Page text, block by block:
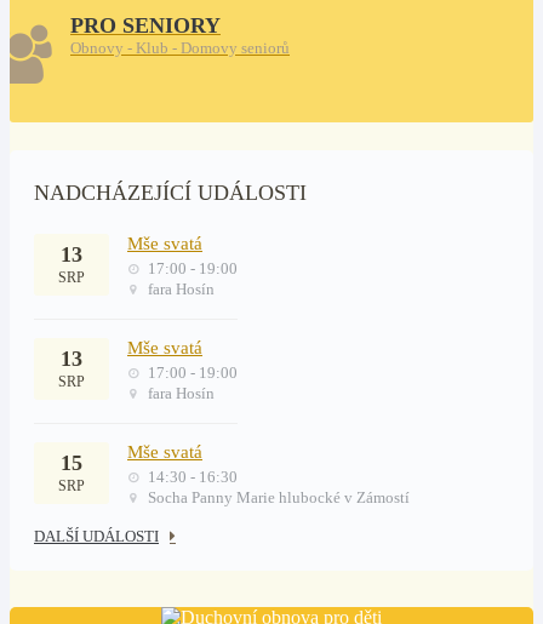
PRO SENIORY
Obnovy - Klub - Domovy seniorů
NADCHÁZEJÍCÍ UDÁLOSTI
13
SRP
Mše svatá
17:00 - 19:00
fara Hosín
13
SRP
Mše svatá
17:00 - 19:00
fara Hosín
15
SRP
Mše svatá
14:30 - 16:30
Socha Panny Marie hlubocké v Zámostí
DALŠÍ UDÁLOSTI